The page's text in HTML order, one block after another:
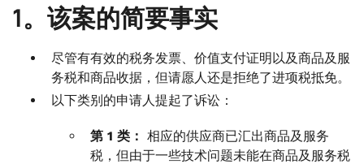
1。该案的简要事实
尽管有有效的税务发票、价值支付证明以及商品及服
务税和商品收据，但请愿人还是拒绝了进项税抵免。
以下类别的申请人提起了诉讼：
第 1 类： 相应的供应商已汇出商品及服务
税，但由于一些技术问题未能在商品及服务税